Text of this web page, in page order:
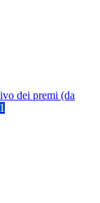
dei premi (da
1